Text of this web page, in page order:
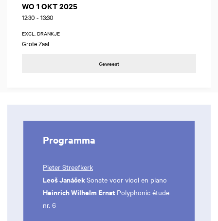
WO 1 OKT 2025
12:30 - 13:30
EXCL. DRANKJE
Grote Zaal
Geweest
Programma
Pieter Streefkerk
Leoš JanáčekSonate voor viool en piano
Heinrich Wilhelm Ernst Polyphonic étude
nr. 6